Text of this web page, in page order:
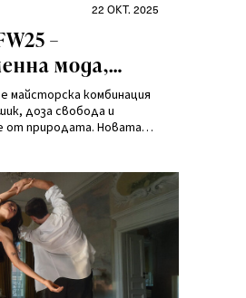
22 ОКТ. 2025
–
мода,
стил
е майсторска комбинация
доза свобода и
от природата. Новата
нюанси и
за бранда